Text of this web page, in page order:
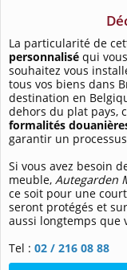
La particularité de
personnalisé qui
souhaitez vous
tous vos biens dans
destination en
dehors du plat pays,
formalités
garantir un
Si vous avez besoin
meuble, Autegarden
ce soit pour une
seront protégés et
aussi longtemps que
Tel : 02 / 216 08 88